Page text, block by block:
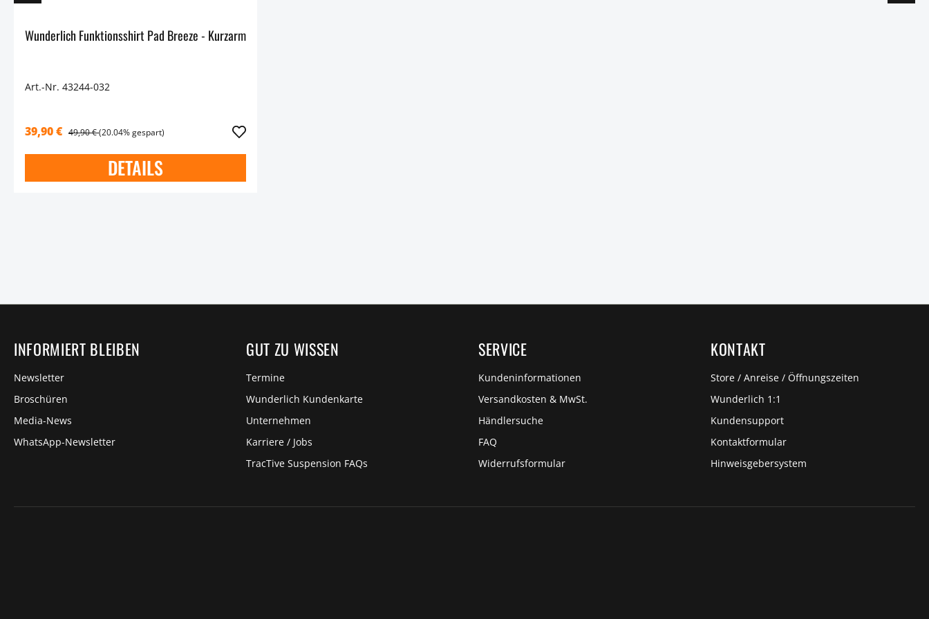
Wunderlich Funktionsshirt Pad Breeze - Kurzarm
Art.-Nr. 43244-032
39,90 € 49,90 €(20.04% gespart)
DETAILS
INFORMIERT BLEIBEN
Newsletter
Broschüren
Media-News
WhatsApp-Newsletter
GUT ZU WISSEN
Termine
Wunderlich Kundenkarte
Unternehmen
Karriere / Jobs
TracTive Suspension FAQs
SERVICE
Kundeninformationen
Versandkosten & MwSt.
Händlersuche
FAQ
Widerrufsformular
KONTAKT
Store / Anreise / Öffnungszeiten
Wunderlich 1:1
Kundensupport
Kontaktformular
Hinweisgebersystem